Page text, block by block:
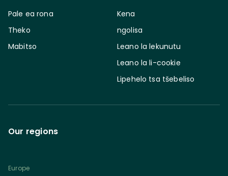
Pale ea rona
Theko
Mabitso
Kena
ngolisa
Leano la lekunutu
Leano la li-cookie
Lipehelo tsa tšebeliso
Our regions
Europe